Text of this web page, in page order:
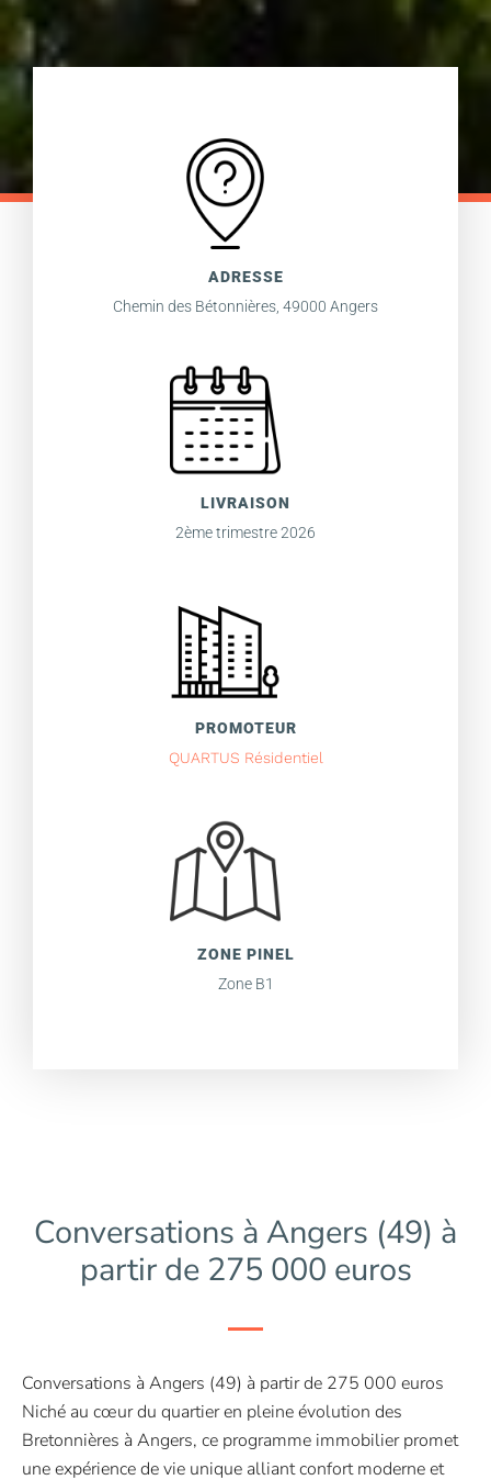
ADRESSE
Chemin des Bétonnières, 49000 Angers
LIVRAISON
2ème trimestre 2026
PROMOTEUR
QUARTUS Résidentiel
ZONE PINEL
Zone B1
Conversations à Angers (49) à
partir de 275 000 euros
Conversations à Angers (49) à partir de 275 000 euros
Niché au cœur du quartier en pleine évolution des
Bretonnières à Angers, ce programme immobilier promet
une expérience de vie unique alliant confort moderne et